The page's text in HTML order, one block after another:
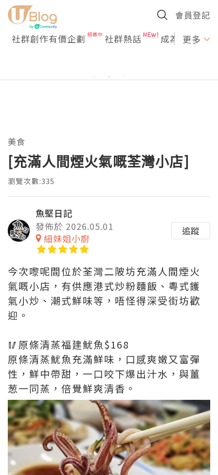
會員登記
社群創作有價企劃 社群熱話 成為U更多
美食
[充滿人間煙火氣嘅荃灣小店]
瀏覽次數:335
魚堅日記
發佈於 2026.05.01
細妹姐小廚
追蹤
今次嚟呢間位於荃灣二陂坊充滿人間煙火
氣嘅小店，有供應港式炒粉麵飯、粵式鑊
氣小炒、潮式鮮味等，唔怪得深受街坊歡
迎。
🥢原條清蒸福建魷魚$168
原條清蒸魷魚充滿鮮味，口感爽嫩又富彈
性，鮮中帶甜，一口咬下爆出汁水，與薑
葱一同蒸，倍覺鮮爽清香。